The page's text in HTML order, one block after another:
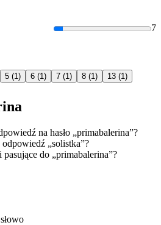
7
5 (1) 6 (1) 7 (1) 8 (1) 13 (1)
na hasło „primabalerina”?
„solistka”?
do „primabalerina”?